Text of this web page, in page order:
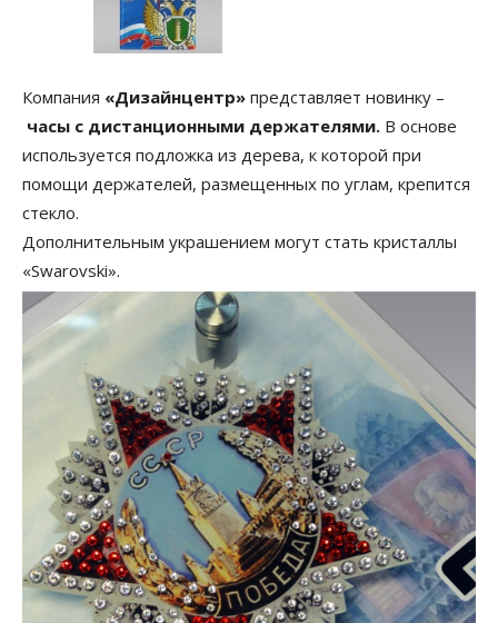
Компания «Дизайнцентр» представляет новинку –
часы с дистанционными держателями. В основе
используется подложка из дерева, к которой при
помощи держателей, размещенных по углам, крепится
стекло.
Дополнительным украшением могут стать кристаллы
«Swarovski».